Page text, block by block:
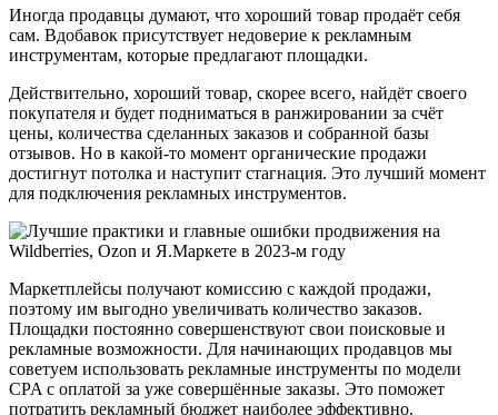
Иногда продавцы думают, что хороший товар продаёт себя
сам. Вдобавок присутствует недоверие к рекламным
инструментам, которые предлагают площадки.
Действительно, хороший товар, скорее всего, найдёт своего
покупателя и будет подниматься в ранжировании за счёт
цены, количества сделанных заказов и собранной базы
отзывов. Но в какой-то момент органические продажи
достигнут потолка и наступит стагнация. Это лучший момент
для подключения рекламных инструментов.
Маркетплейсы получают комиссию с каждой продажи,
поэтому им выгодно увеличивать количество заказов.
Площадки постоянно совершенствуют свои поисковые и
рекламные возможности. Для начинающих продавцов мы
советуем использовать рекламные инструменты по модели
CPA с оплатой за уже совершённые заказы. Это поможет
потратить рекламный бюджет наиболее эффективно.